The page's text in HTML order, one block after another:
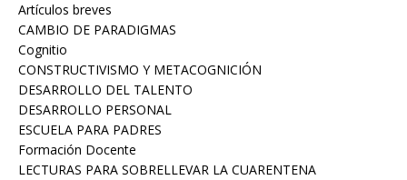
Artículos breves
CAMBIO DE PARADIGMAS
Cognitio
CONSTRUCTIVISMO Y METACOGNICIÓN
DESARROLLO DEL TALENTO
DESARROLLO PERSONAL
ESCUELA PARA PADRES
Formación Docente
LECTURAS PARA SOBRELLEVAR LA CUARENTENA